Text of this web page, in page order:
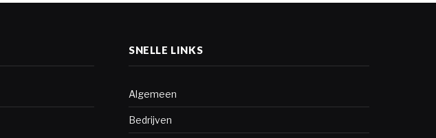
SNELLE LINKS
Algemeen
Bedrijven